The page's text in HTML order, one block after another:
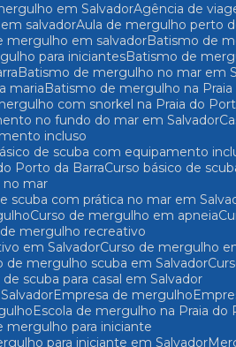
em Salvador Agência de
salvador Aula de mergulho perto
mergulho em salvador
Batismo de
para iniciantes
Batismo de
Batismo de mergulho no mar em
maria
Batismo de mergulho na
com snorkel na Praia do
no fundo do mar em Salvador
incluso
de scuba com equipamento
Porto da Barra
Curso básico de
no mar
scuba com prática no mar em
Curso de mergulho em apneia
de mergulho recreativo
em Salvador
Curso de mergulho
de mergulho scuba em Salvador
de scuba para casal em Salvador
Empresa de mergulho
Escola de mergulho na Praia do
mergulho para iniciante
para iniciante em Salvador